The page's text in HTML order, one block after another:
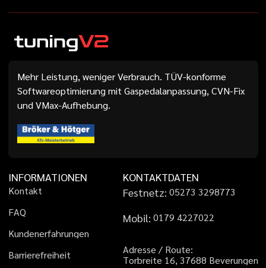
Mehr Leistung, weniger Verbrauch. TÜV-konforme
Softwareoptimierung mit Gaspedalanpassung, CVN-Fix
und VMax-Aufhebung.
INFORMATIONEN
Kontakt
FAQ
Kundenerfahrungen
Barrierefreiheit
KONTAKTDATEN
Festnetz: 05273 3298773
Mobil: 01 79 4227022
Adresse / Route:
Torbreite 16, 37688 Beverungen